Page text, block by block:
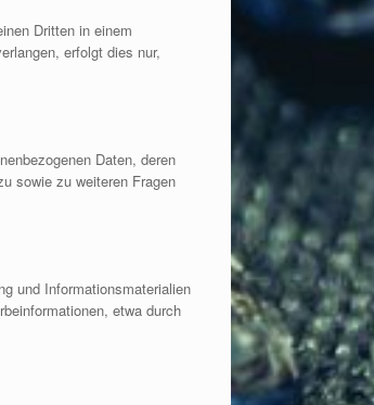
Dritten in einem
erfolgt dies nur,
Daten, deren
sowie zu weiteren Fragen
und Informationsmaterialien
etwa durch